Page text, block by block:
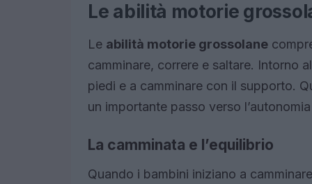
Le abilità motorie
Le abilità motorie grossolane
camminare, correre e saltare. Intorno
piedi e a camminare con il supporto.
un importante passo verso
La camminata e l’equilibrio
Quando i bambini iniziano a